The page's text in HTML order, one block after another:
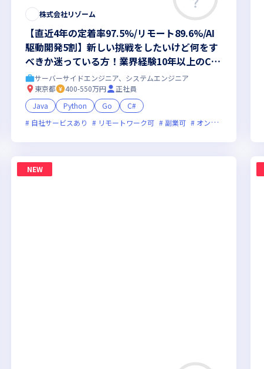
新規立ち上げ 新技術に積極的 残業月20時間未満 女性エンジニアが活躍中
株式会社リゾーム
【直近4年の定着率97.5%/リモート89.6%/AI
駆動開発5割】新しい挑戦をしたいけど何をす
べきか迷っている方！業界経験10年以上のCS
が共同で作るオーダーメイドのキャリア設計
で、市場価値＋年収UPしませんか？
サーバーサイドエンジニア、システムエンジニア
東京都
400-550万円
正社員
Java
Python Go
C#
自社サービスあり
リモートワーク可 副業可 オンライン選考可
NEW